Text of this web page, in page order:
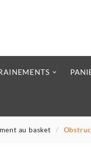
au basket